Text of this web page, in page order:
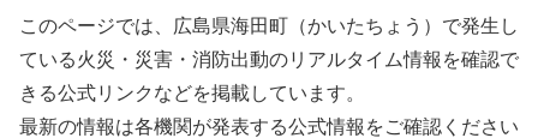
このページでは、広島県海田町（かいたちょう）で発生し
ている火災・災害・消防出動のリアルタイム情報を確認で
きる公式リンクなどを掲載しています。
最新の情報は各機関が発表する公式情報をご確認ください